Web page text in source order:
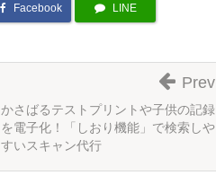
Facebook LINE
かさばるテストプリントや子供の記録
を電子化！「しおり機能」で検索しや
すいスキャン代行
Prev